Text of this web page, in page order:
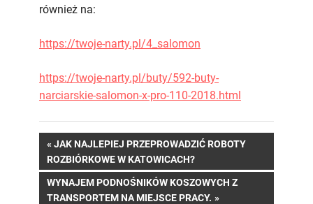
również na:
https://twoje-narty.pl/4_salomon
https://twoje-narty.pl/buty/592-buty-
narciarskie-salomon-x-pro-110-2018.html
Nawigacja
wpisu
PREVIOUS
POST:
JAK NAJLEPIEJ PRZEPROWADZIĆ ROBOTY
ROZBIÓRKOWE W KATOWICACH?
NEXT
POST:
WYNAJEM PODNOŚNIKÓW KOSZOWYCH Z
TRANSPORTEM NA MIEJSCE PRACY.